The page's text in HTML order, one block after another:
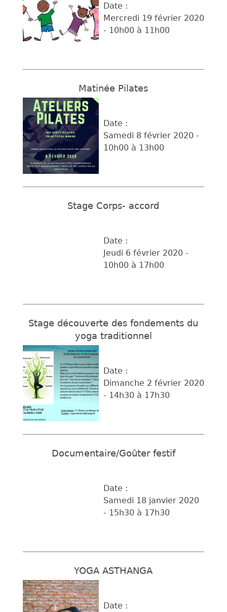
Date :
Mercredi 19 février 2020
- 10h00 à 11h00
Matinée Pilates
Date :
Samedi 8 février 2020 -
10h00 à 13h00
Stage Corps- accord
Date :
Jeudi 6 février 2020 -
10h00 à 17h00
Stage découverte des fondements du
yoga traditionnel
Date :
Dimanche 2 février 2020
- 14h30 à 17h30
Documentaire/Goûter festif
Date :
Samedi 18 janvier 2020
- 15h30 à 17h30
YOGA ASTHANGA
Date :